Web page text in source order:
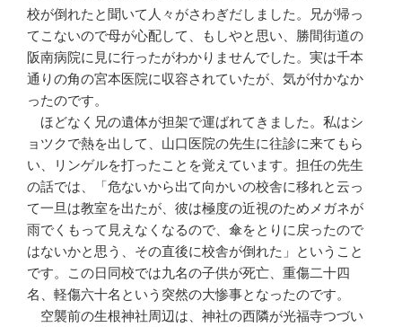
校が倒れたと聞いて人々がさわぎだしました。兄が帰っ
てこないので母が心配して、もしやと思い、勝間街道の
阪南病院に見に行ったがわかりませんでした。実は千本
通りの角の宮本医院に収容されていたが、気が付かなか
ったのです。
ほどなく兄の遺体が担架で運ばれてきました。私はシ
ョツクで熱を出して、山口医院の先生に往診に来てもら
い、リンゲルを打ったことを覚えています。担任の先生
の話では、「危ないから出て向かいの校舎に移れと云っ
て一旦は教室を出たが、彼は極度の近視のためメガネが
雨でくもって見えなくなるので、傘をとりに戻ったので
はないかと思う、その直後に校舎が倒れた」ということ
です。この日同校では九名の子供が死亡、重傷二十四
名、軽傷六十名という突然の大惨事となったのです。
空襲前の生根神社周辺は、神社の西隣が光福寺つづい